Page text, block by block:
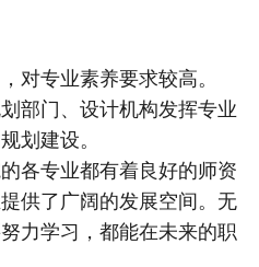
对专业素养要求较高。
部门、设计机构发挥专业
划建设。
各专业都有着良好的师资
供了广阔的发展空间。无
力学习，都能在未来的职